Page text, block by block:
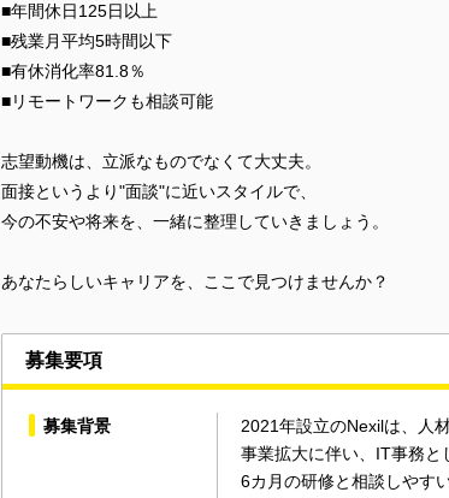
■年間休日125日以上
■残業月平均5時間以下
■有休消化率81.8％
■リモートワークも相談可能
志望動機は、立派なものでなくて大丈夫。
面接というより"面談"に近いスタイルで、
今の不安や将来を、一緒に整理していきましょう。
あなたらしいキャリアを、ここで見つけませんか？
募集要項
募集背景
2021年設立のNexilは、人
事業拡大に伴い、IT事務と
6カ月の研修と相談しやす